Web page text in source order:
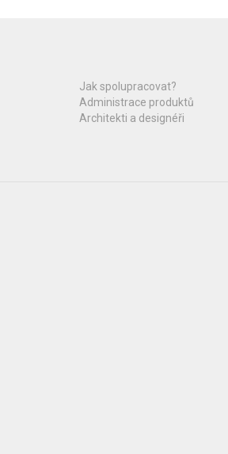
Jak spolupracovat?
Administrace produktů
Architekti a designéři